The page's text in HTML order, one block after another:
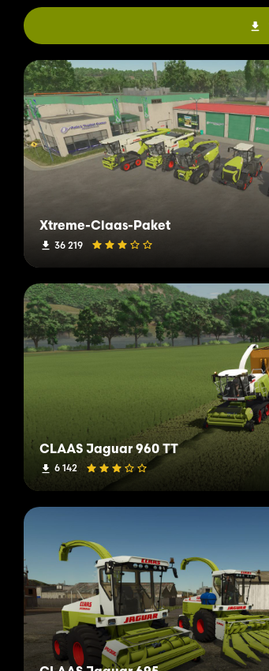
Xtreme-Claas-Paket
36 219
CLAAS Jaguar 960 TT
6 142